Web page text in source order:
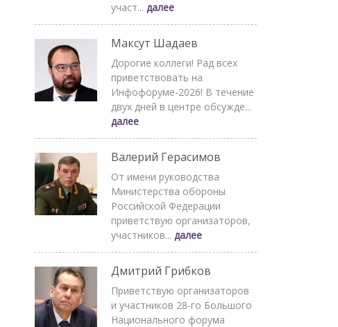
участ... далее
Максут Шадаев
Дорогие коллеги! Рад всех
приветствовать на
Инфофоруме-2026! В течение
двух дней в центре обсужде...
далее
Валерий Герасимов
От имени руководства
Министерства обороны
Российской Федерации
приветствую организаторов,
участников... далее
Дмитрий Грибков
Приветствую организаторов
и участников 28-го Большого
Национального форума